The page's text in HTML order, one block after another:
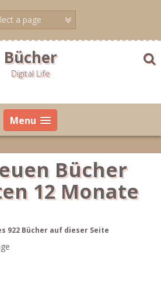
Bücher
Digital Life
Menu
Bücher
12 Monate
922 Bücher auf dieser Seite